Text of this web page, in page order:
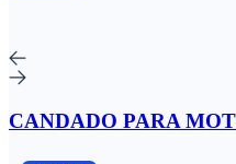
CANDADO PARA